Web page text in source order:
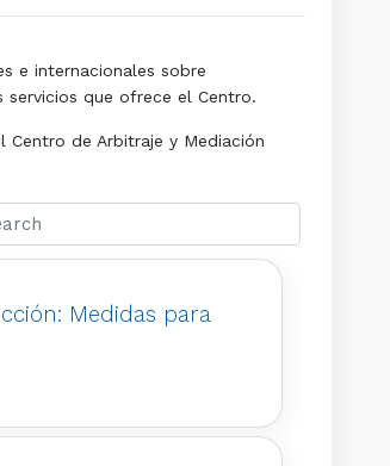
e internacionales sobre
que ofrece el Centro.
de Arbitraje y Mediación
Medidas para